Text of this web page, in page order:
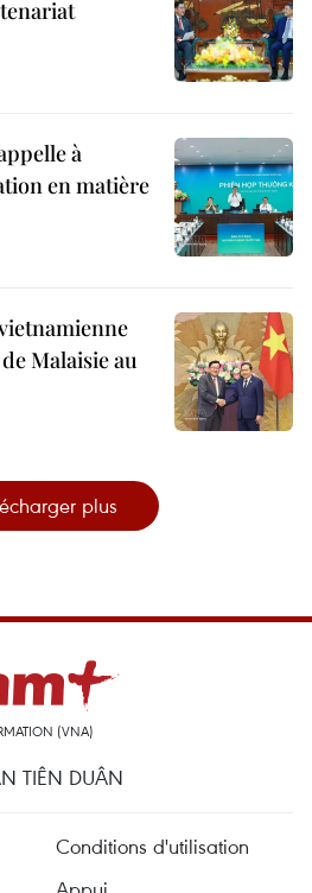
à
en matière
Malaisie au
plus
(VNA)
TIÊN DUÂN
Conditions d'utilisation